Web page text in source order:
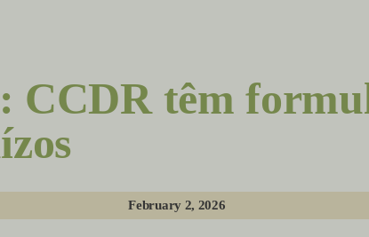
CCDR têm
February 2, 2026